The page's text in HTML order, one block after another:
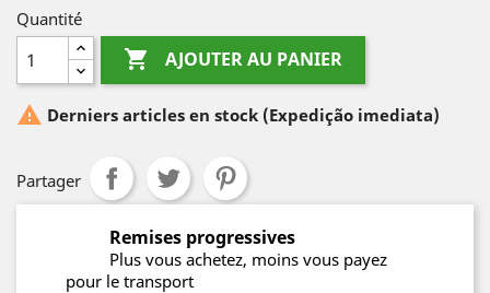
Quantité
 AJOUTER AU PANIER
 Derniers articles en stock (Expedição imediata)
Partager
Remises progressives
Plus vous achetez, moins vous payez
pour le transport